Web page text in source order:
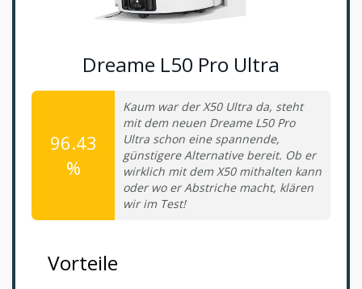
Dreame L50 Pro Ultra
96.43
%
Kaum war der X50 Ultra da, steht
mit dem neuen Dreame L50 Pro
Ultra schon eine spannende,
günstigere Alternative bereit. Ob er
wirklich mit dem X50 mithalten kann
oder wo er Abstriche macht, klären
wir im Test!
Vorteile